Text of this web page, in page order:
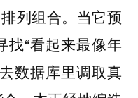
排列组合。当它预
找“看起来最像年
数据库里调取真